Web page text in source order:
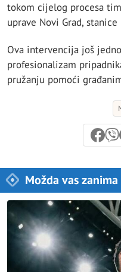
tokom cijelog procesa
uprave Novi Grad, stanice
Ova intervencija još
profesionalizam
pružanju pomoći
Možda vas zanima